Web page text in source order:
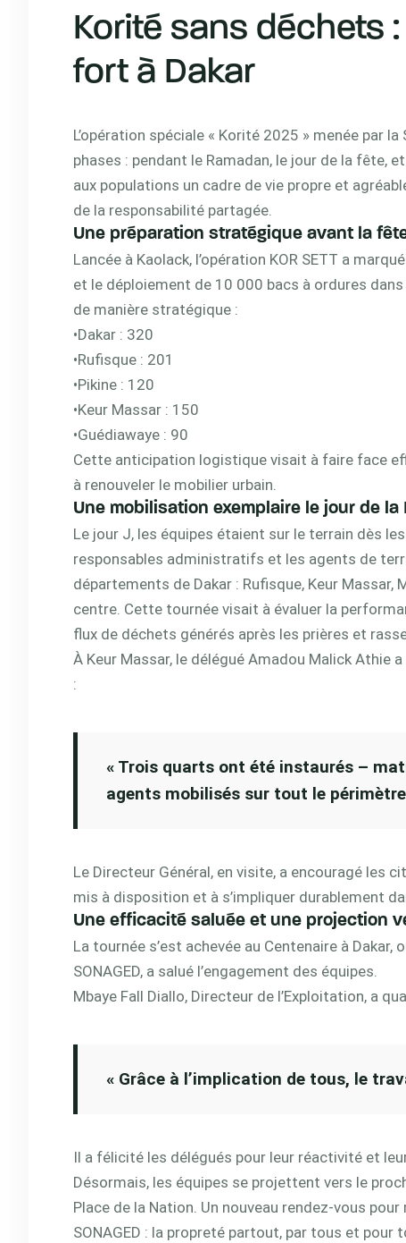
Korité sans déchets :
fort à Dakar
L’opération spéciale « Korité 2025 » menée par
phases : pendant le Ramadan, le jour de la fête,
aux populations un cadre de vie propre et
de la responsabilité partagée.
Une préparation stratégique avant la
Lancée à Kaolack, l’opération KOR SETT a
et le déploiement de 10 000 bacs à ordures
de manière stratégique :
•Dakar : 320
•Rufisque : 201
•Pikine : 120
•Keur Massar : 150
•Guédiawaye : 90
Cette anticipation logistique visait à faire face
à renouveler le mobilier urbain.
Une mobilisation exemplaire le jour de la
Le jour J, les équipes étaient sur le terrain dès
responsables administratifs et les agents de
départements de Dakar : Rufisque, Keur Massar,
centre. Cette tournée visait à évaluer la
flux de déchets générés après les prières et
À Keur Massar, le délégué Amadou Malick Athie
:
« Trois quarts ont été instaurés –
agents mobilisés sur tout le
Le Directeur Général, en visite, a encouragé les
mis à disposition et à s’impliquer durablement
Une efficacité saluée et une projection
La tournée s’est achevée au Centenaire à
SONAGED, a salué l’engagement des équipes.
Mbaye Fall Diallo, Directeur de l’Exploitation, a
« Grâce à l’implication de tous, le
Il a félicité les délégués pour leur réactivité et
Désormais, les équipes se projettent vers le
Place de la Nation. Un nouveau rendez-vous
SONAGED : la propreté partout, par tous et pour